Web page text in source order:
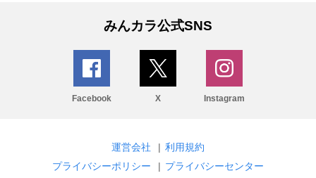
みんカラ公式SNS
Facebook X Instagram
運営会社 | 利用規約
プライバシーポリシー
| プライバシーセンター